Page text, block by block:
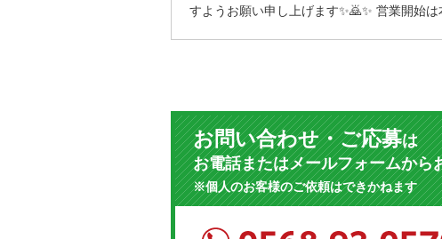
すようお願い申し上げます✨🙇✨ 営業開始
お問い合わせ・ご応募は
お電話またはメールフォームから
※個人のお客様のご依頼はできかねます